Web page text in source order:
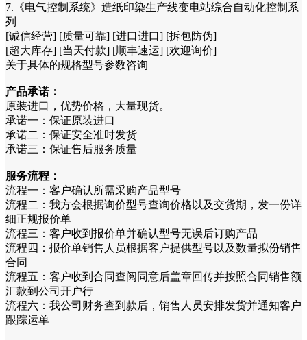
7.《电气控制系统》造纸印染生产线变电站综合自动化控制系
列
[诚信经营] [质量可靠] [进口进口] [拆包防伪]
[超大库存] [当天付款] [顺丰速运] [欢迎询价]
关于具体的规格型号参数咨询
产品承诺：
原装进口，优势价格，大量现货。
承诺一：保证原装进口
承诺二：保证安全准时发货
承诺三：保证售后服务质量
服务流程：
流程一：客户确认所需采购产品型号
流程二：我方会根据询价型号查询价格以及交货期，发一份详
细正规报价单
流程三：客户收到报价单并确认型号无误后订购产品
流程四：报价单销售人员根据客户提供型号以及数量拟份销售
合同
流程五：客户收到合同查阅同意后盖章回传并按照合同销售额
汇款到公司开户行
流程六：我公司财务查到款后，销售人员安排发货并通知客户
跟踪运单